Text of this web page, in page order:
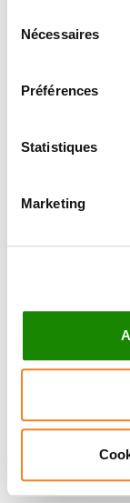
Nécessaires
Préférences
Statistiques
Marketing